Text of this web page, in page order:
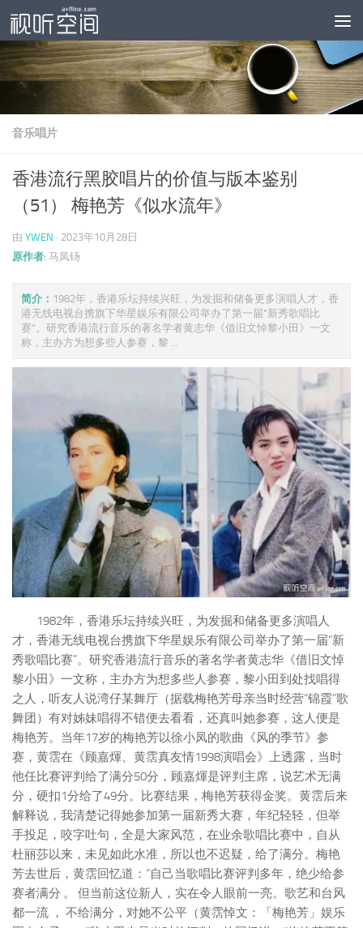
跳至内容
音乐唱片
香港流行黑胶唱片的价值与版本鉴别
（51） 梅艳芳《似水流年》
由 YWEN · 2023年10月28日
原作者: 马凤钖
简介： 1982年，香港乐坛持续兴旺，为发掘和储备更多演唱人才，香
港无线电视台携旗下华星娱乐有限公司举办了第一届“新秀歌唱比
赛”。研究香港流行音乐的著名学者黄志华《借旧文悼黎小田》一文
称，主办方为想多些人参赛，黎 ...
1982年，香港乐坛持续兴旺，为发掘和储备更多演唱人
才，香港无线电视台携旗下华星娱乐有限公司举办了第一届“新
秀歌唱比赛”。研究香港流行音乐的著名学者黄志华《借旧文悼
黎小田》一文称，主办方为想多些人参赛，黎小田到处找唱得
之人，听友人说湾仔某舞厅（据载梅艳芳母亲当时经营“锦霞”歌
舞团）有对姊妹唱得不错便去看看，还真叫她参赛，这人便是
梅艳芳。当年17岁的梅艳芳以徐小凤的歌曲《风的季节》参
赛，黄霑在《顾嘉煇、黄霑真友情1998演唱会》上透露，当时
他任比赛评判给了满分50分，顾嘉煇是评判主席，说艺术无满
分，硬扣1分给了49分。比赛结果，梅艳芳获得金奖。黄霑后来
解释说，我清楚记得她参加第一届新秀大赛，年纪轻轻，但举
手投足，咬字吐句，全是大家风范，在业余歌唱比赛中，自从
杜丽莎以来，未见如此水准，所以也不迟疑，给了满分。梅艳
芳去世后，黄霑回忆道：“自己当歌唱比赛评判多年，绝少给参
赛者满分 。 但当前这位新人，实在令人眼前一亮。歌艺和台风
都一流 ， 不给满分，对她不公平（黄霑悼文：「梅艳芳」娱乐